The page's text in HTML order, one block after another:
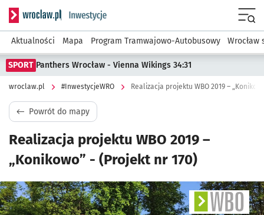
Serwis informacyjny wroclaw.pl podserwis:
Aktualności Mapa Program Tramwajowo-Autobusowy Wrocław
SPORT Panthers Wrocław - Vienna Wikings 34:31
wroclaw.pl #InwestycjeWRO Realizacja projektu WBO 2019 –
Powrót do mapy
Realizacja projektu WBO 2019 –
„Konikowo” - (Projekt nr 170)